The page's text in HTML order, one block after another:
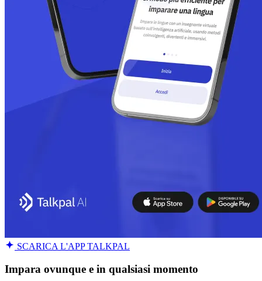
SCARICA L'APP TALKPAL
Impara ovunque e in qualsiasi momento